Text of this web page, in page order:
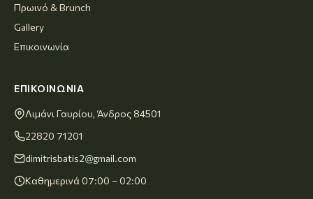
Πρωινό & Brunch
Gallery
Επικοινωνία
ΕΠΙΚΟΙΝΩΝΊΑ
Λιμάνι Γαυρίου, Άνδρος 84501
22820 71201
dimitrisbatis2@gmail.com
Καθημερινά 07:00 – 02:00